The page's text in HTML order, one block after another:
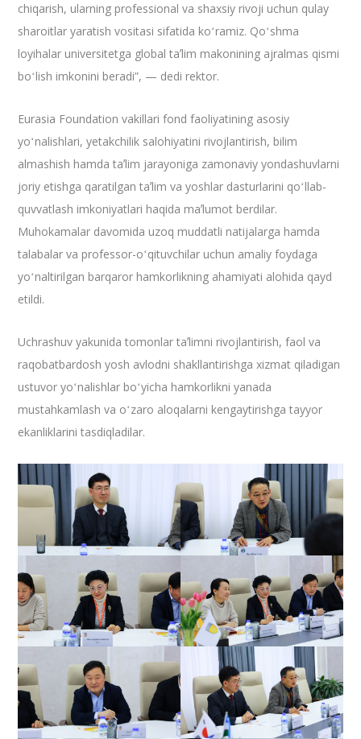
chiqarish, ularning professional va shaxsiy rivoji uchun qulay
sharoitlar yaratish vositasi sifatida koʻramiz. Qoʻshma
loyihalar universitetga global taʼlim makonining ajralmas qismi
boʻlish imkonini beradi”, — dedi rektor.
Eurasia Foundation vakillari fond faoliyatining asosiy
yoʻnalishlari, yetakchilik salohiyatini rivojlantirish, bilim
almashish hamda taʼlim jarayoniga zamonaviy yondashuvlarni
joriy etishga qaratilgan taʼlim va yoshlar dasturlarini qoʻllab-
quvvatlash imkoniyatlari haqida maʼlumot berdilar.
Muhokamalar davomida uzoq muddatli natijalarga hamda
talabalar va professor-oʻqituvchilar uchun amaliy foydaga
yoʻnaltirilgan barqaror hamkorlikning ahamiyati alohida qayd
etildi.
Uchrashuv yakunida tomonlar taʼlimni rivojlantirish, faol va
raqobatbardosh yosh avlodni shakllantirishga xizmat qiladigan
ustuvor yoʻnalishlar boʻyicha hamkorlikni yanada
mustahkamlash va oʻzaro aloqalarni kengaytirishga tayyor
ekanliklarini tasdiqladilar.